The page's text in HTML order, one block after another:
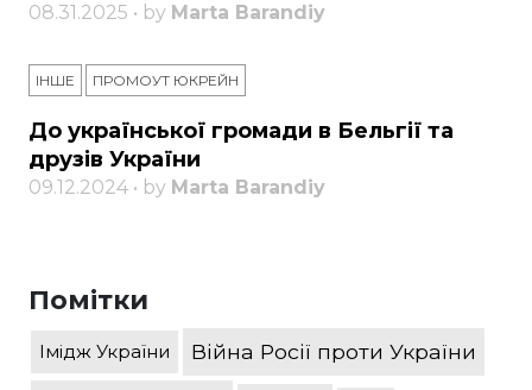
08.31.2025 • by Marta Barandiy
ІНШЕ ПРОМОУТ ЮКРЕЙН
До української громади в Бельгії та
друзів України
09.12.2024 • by Marta Barandiy
Помітки
Імідж України Війна Росії проти України